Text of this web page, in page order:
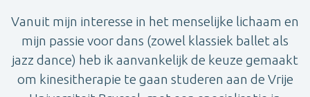
Vanuit mijn interesse in het menselijke lichaam en
mijn passie voor dans (zowel klassiek ballet als
jazz dance) heb ik aanvankelijk de keuze gemaakt
om kinesitherapie te gaan studeren aan de Vrije